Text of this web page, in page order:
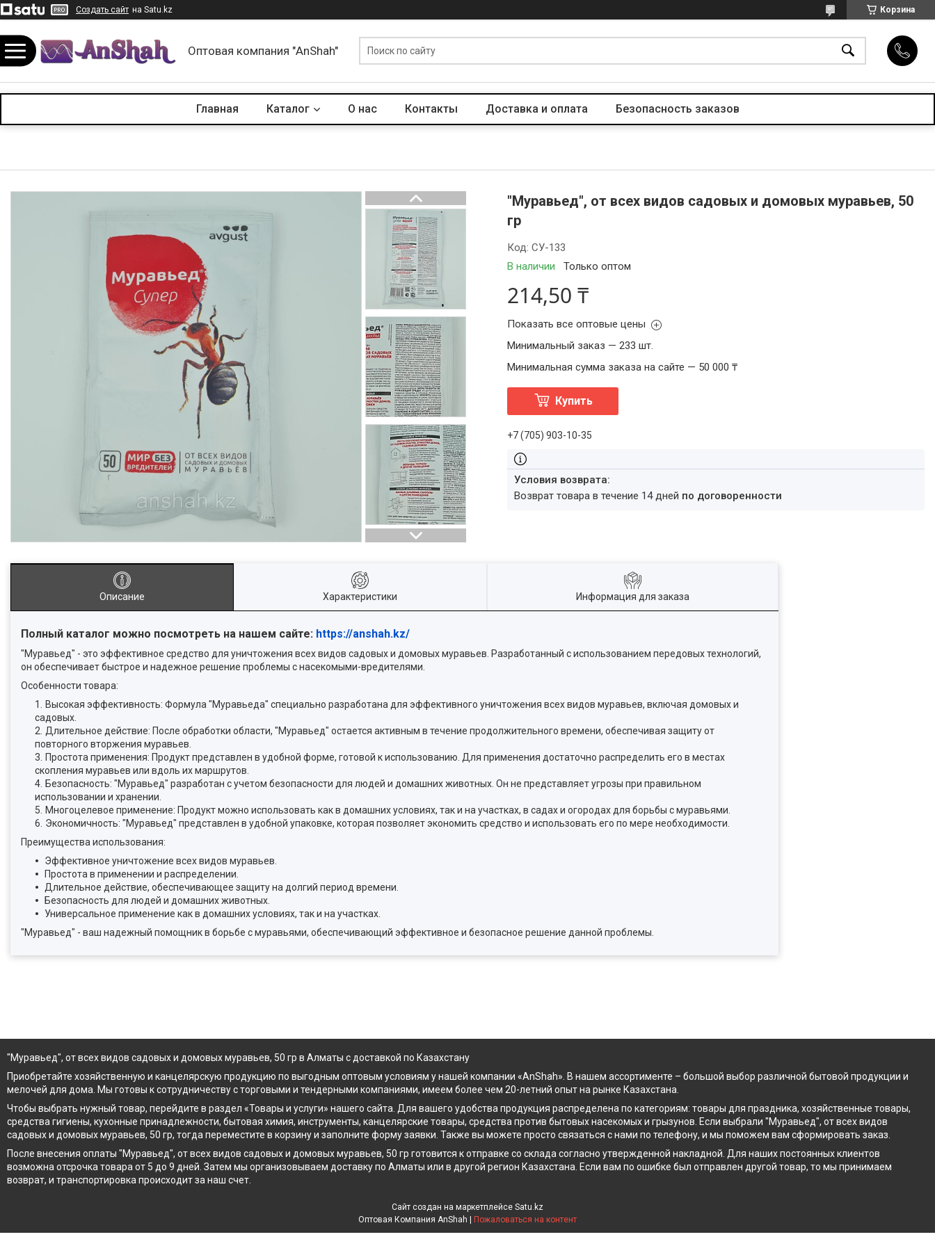
Создать сайт на Satu.kz Корзина
Оптовая компания "AnShah"
Главная Каталог О нас Контакты Доставка и оплата Безопасность заказов
"Муравьед", от всех видов садовых и домовых муравьев, 50
гр
В наличии Только оптом
Код:СУ-133
214,50 ₸
Минимальный заказ — 233 шт.
Показать все оптовые цены
Минимальная сумма заказа на сайте — 50 000 ₸
Купить
+7 (705) 903-10-35
возврат товара в течение 14 дней по договоренности
Описание Характеристики Информация для заказа
Полный каталог можно посмотреть на нашем сайте: https://anshah.kz/
"Муравьед" - это эффективное средство для уничтожения всех видов садовых и домовых муравьев. Разработанный с использованием передовых технологий,
он обеспечивает быстрое и надежное решение проблемы с насекомыми-вредителями.
Особенности товара:
Высокая эффективность: Формула "Муравьеда" специально разработана для эффективного уничтожения всех видов муравьев, включая домовых и
садовых.
Длительное действие: После обработки области, "Муравьед" остается активным в течение продолжительного времени, обеспечивая защиту от
повторного вторжения муравьев.
Простота применения: Продукт представлен в удобной форме, готовой к использованию. Для применения достаточно распределить его в местах
скопления муравьев или вдоль их маршрутов.
Безопасность: "Муравьед" разработан с учетом безопасности для людей и домашних животных. Он не представляет угрозы при правильном
использовании и хранении.
Многоцелевое применение: Продукт можно использовать как в домашних условиях, так и на участках, в садах и огородах для борьбы с муравьями.
Экономичность: "Муравьед" представлен в удобной упаковке, которая позволяет экономить средство и использовать его по мере необходимости.
Преимущества использования:
Эффективное уничтожение всех видов муравьев.
Простота в применении и распределении.
Длительное действие, обеспечивающее защиту на долгий период времени.
Безопасность для людей и домашних животных.
Универсальное применение как в домашних условиях, так и на участках.
"Муравьед" - ваш надежный помощник в борьбе с муравьями, обеспечивающий эффективное и безопасное решение данной проблемы.
"Муравьед", от всех видов садовых и домовых муравьев, 50 гр в Алматы с доставкой по Казахстану
Приобретайте хозяйственную и канцелярскую продукцию по выгодным оптовым условиям у нашей компании «AnShah». В нашем ассортименте – большой выбор различной бытовой продукции и
мелочей для дома. Мы готовы к сотрудничеству с торговыми и тендерными компаниями, имеем более чем 20-летний опыт на рынке Казахстана.
Чтобы выбрать нужный товар, перейдите в раздел «Товары и услуги» нашего сайта. Для вашего удобства продукция распределена по категориям: товары для праздника, хозяйственные товары,
средства гигиены, кухонные принадлежности, бытовая химия, инструменты, канцелярские товары, средства против бытовых насекомых и грызунов. Если выбрали "Муравьед", от всех видов
садовых и домовых муравьев, 50 гр, тогда переместите в корзину и заполните форму заявки. Также вы можете просто связаться с нами по телефону, и мы поможем вам сформировать заказ.
После внесения оплаты "Муравьед", от всех видов садовых и домовых муравьев, 50 гр готовится к отправке со склада согласно утвержденной накладной. Для наших постоянных клиентов
возможна отсрочка товара от 5 до 9 дней. Затем мы организовываем доставку по Алматы или в другой регион Казахстана. Если вам по ошибке был отправлен другой товар, то мы принимаем
возврат, и транспортировка происходит за наш счет.
Сайт создан на маркетплейсе Satu.kz
Пожаловаться на контент